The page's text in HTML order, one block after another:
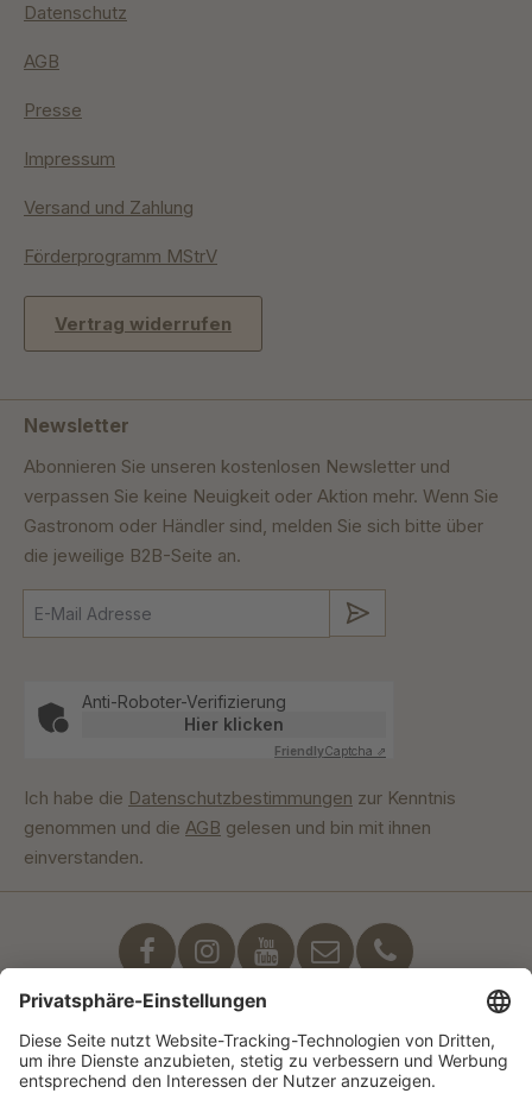
Datenschutz
AGB
Presse
Impressum
Versand und Zahlung
Förderprogramm MStrV
Vertrag widerrufen
Newsletter
Abonnieren Sie unseren kostenlosen Newsletter und
verpassen Sie keine Neuigkeit oder Aktion mehr. Wenn Sie
Gastronom oder Händler sind, melden Sie sich bitte über
die jeweilige B2B-Seite an.
Anti-Roboter-Verifizierung
Hier klicken
FriendlyCaptcha ⇗
Ich habe die Datenschutzbestimmungen zur Kenntnis
genommen und die AGB gelesen und bin mit ihnen
einverstanden.
Unser Engagement